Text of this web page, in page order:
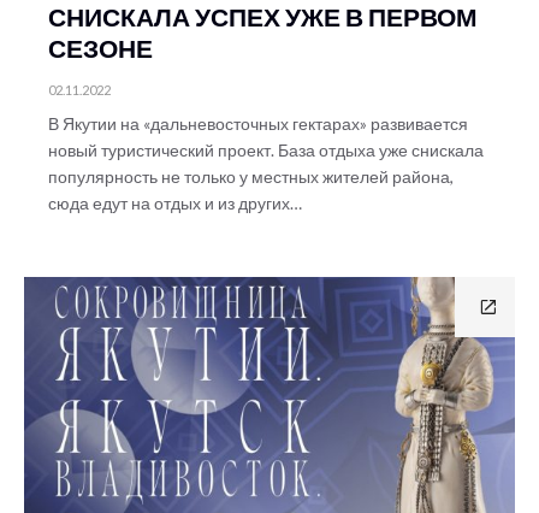
СНИСКАЛА УСПЕХ УЖЕ В ПЕРВОМ
СЕЗОНЕ
02.11.2022
В Якутии на «дальневосточных гектарах» развивается
новый туристический проект. База отдыха уже снискала
популярность не только у местных жителей района,
сюда едут на отдых и из других…